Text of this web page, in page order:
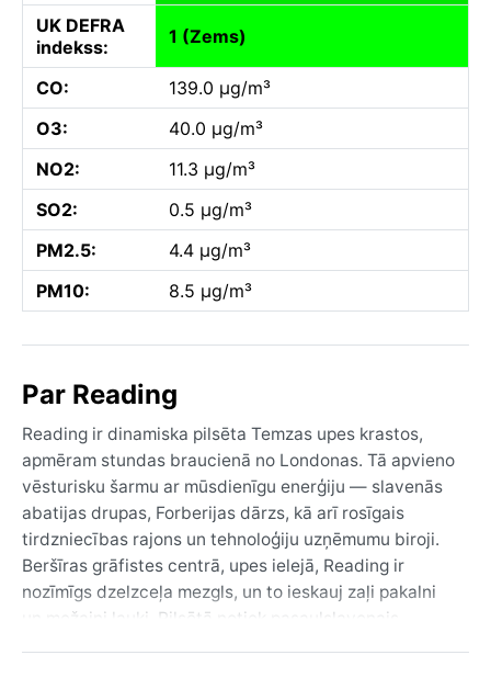
UK DEFRA
indekss:
1 (Zems)
CO:
139.0 µg/m³
O3:
40.0 µg/m³
NO2:
11.3 µg/m³
SO2:
0.5 µg/m³
PM2.5:
4.4 µg/m³
PM10:
8.5 µg/m³
Par Reading
Reading ir dinamiska pilsēta Temzas upes krastos,
apmēram stundas braucienā no Londonas. Tā apvieno
vēsturisku šarmu ar mūsdienīgu enerģiju — slavenās
abatijas drupas, Forberijas dārzs, kā arī rosīgais
tirdzniecības rajons un tehnoloģiju uzņēmumu biroji.
Beršīras grāfistes centrā, upes ielejā, Reading ir
nozīmīgs dzelzceļa mezgls, un to ieskauj zaļi pakalni
un mežaini lauki. Pilsētā notiek pasaulslavenais